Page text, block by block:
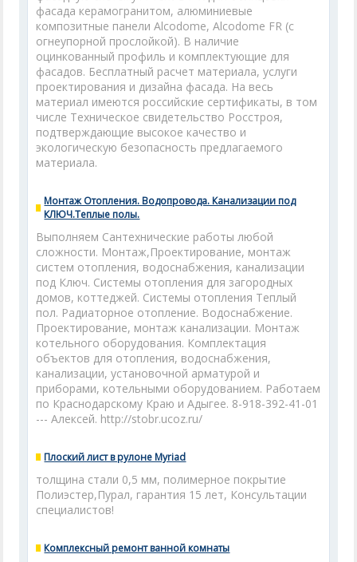
фасада керамогранитом, алюминиевые
композитные панели Alcodome, Alcodome FR (с
огнеупорной прослойкой). В наличие
оцинкованный профиль и комплектующие для
фасадов. Бесплатный расчет материала, услуги
проектирования и дизайна фасада. На весь
материал имеются российские сертификаты, в том
числе Техническое свидетельство Росстроя,
подтверждающие высокое качество и
экологическую безопасность предлагаемого
материала.
Монтаж Отопления. Водопровода. Канализации под
КЛЮЧ.Теплые полы.
Выполняем Сантехнические работы любой
сложности. Монтаж,Проектирование, монтаж
систем отопления, водоснабжения, канализации
под Ключ. Системы отопления для загородных
домов, коттеджей. Системы отопления Теплый
пол. Радиаторное отопление. Водоснабжение.
Проектирование, монтаж канализации. Монтаж
котельного оборудования. Комплектация
объектов для отопления, водоснабжения,
канализации, установочной арматурой и
приборами, котельными оборудованием. Работаем
по Краснодарскому Краю и Адыгее. 8-918-392-41-01
--- Алексей. http://stobr.ucoz.ru/
Плоский лист в рулоне Myriad
толщина стали 0,5 мм, полимерное покрытие
Полиэстер,Пурал, гарантия 15 лет, Консультации
специалистов!
Комплексный ремонт ванной комнаты